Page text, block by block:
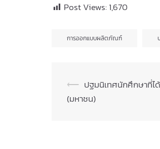
Post Views: 1,670
การออกแบบผลิตภัณฑ์
Post
navigation
⟵ ปฐมนิเทศนักศึกษาที่ไ
(มหาชน)